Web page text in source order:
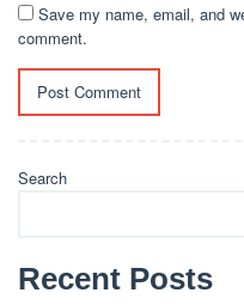
Save my name, email, and
comment.
Search
Recent Posts